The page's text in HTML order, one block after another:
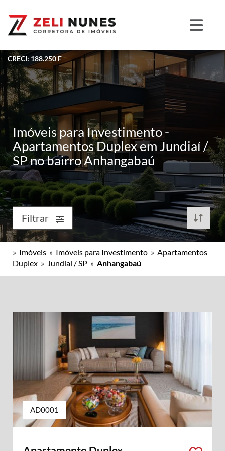
CRECI: 188.250 F
Imóveis para Investimento -
Apartamentos Duplex em Jundiaí /
SP no bairro Anhangabaú
Filtrar
» Imóveis » Imóveis para Investimento » Apartamentos
Duplex » Jundiaí / SP » Anhangabaú
AD0001